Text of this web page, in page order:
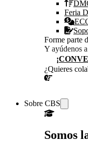
Feria
Forme parte
Y ayúdenos
¿Quieres
Sobre CBS
Somos